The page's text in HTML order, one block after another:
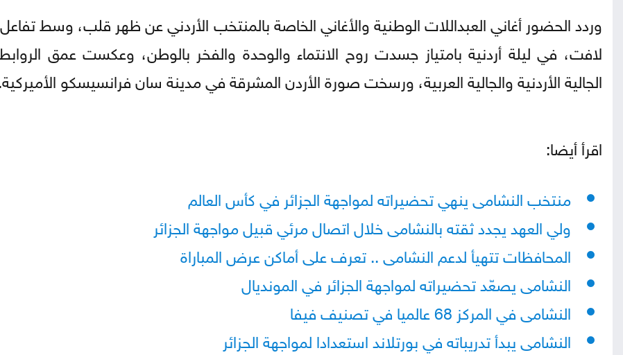
وردد الحضور أغاني العبداللات الوطنية والأغاني الخاصة بالمنتخب الأردني عن ظهر قلب، وسط
لافت، في ليلة أردنية بامتياز جسدت روح الانتماء والوحدة والفخر بالوطن، وعكست عمق الروابط
الجالية الأردنية والجالية العربية، ورسخت صورة الأردن المشرقة في مدينة سان فرانسيسكو الأميركية.
اقرأ أيضا:
منتخب النشامى ينهي تحضيراته لمواجهة الجزائر في كأس العالم
ولي العهد يجدد ثقته بالنشامى خلال اتصال مرئي قبيل مواجهة الجزائر
المحافظات تتهيأ لدعم النشامى .. تعرف على أماكن عرض المباراة
النشامى يصعّد تحضيراته لمواجهة الجزائر في المونديال
النشامى في المركز 68 عالميا في تصنيف فيفا
النشامى يبدأ تدريباته في بورتلاند استعدادا لمواجهة الجزائر